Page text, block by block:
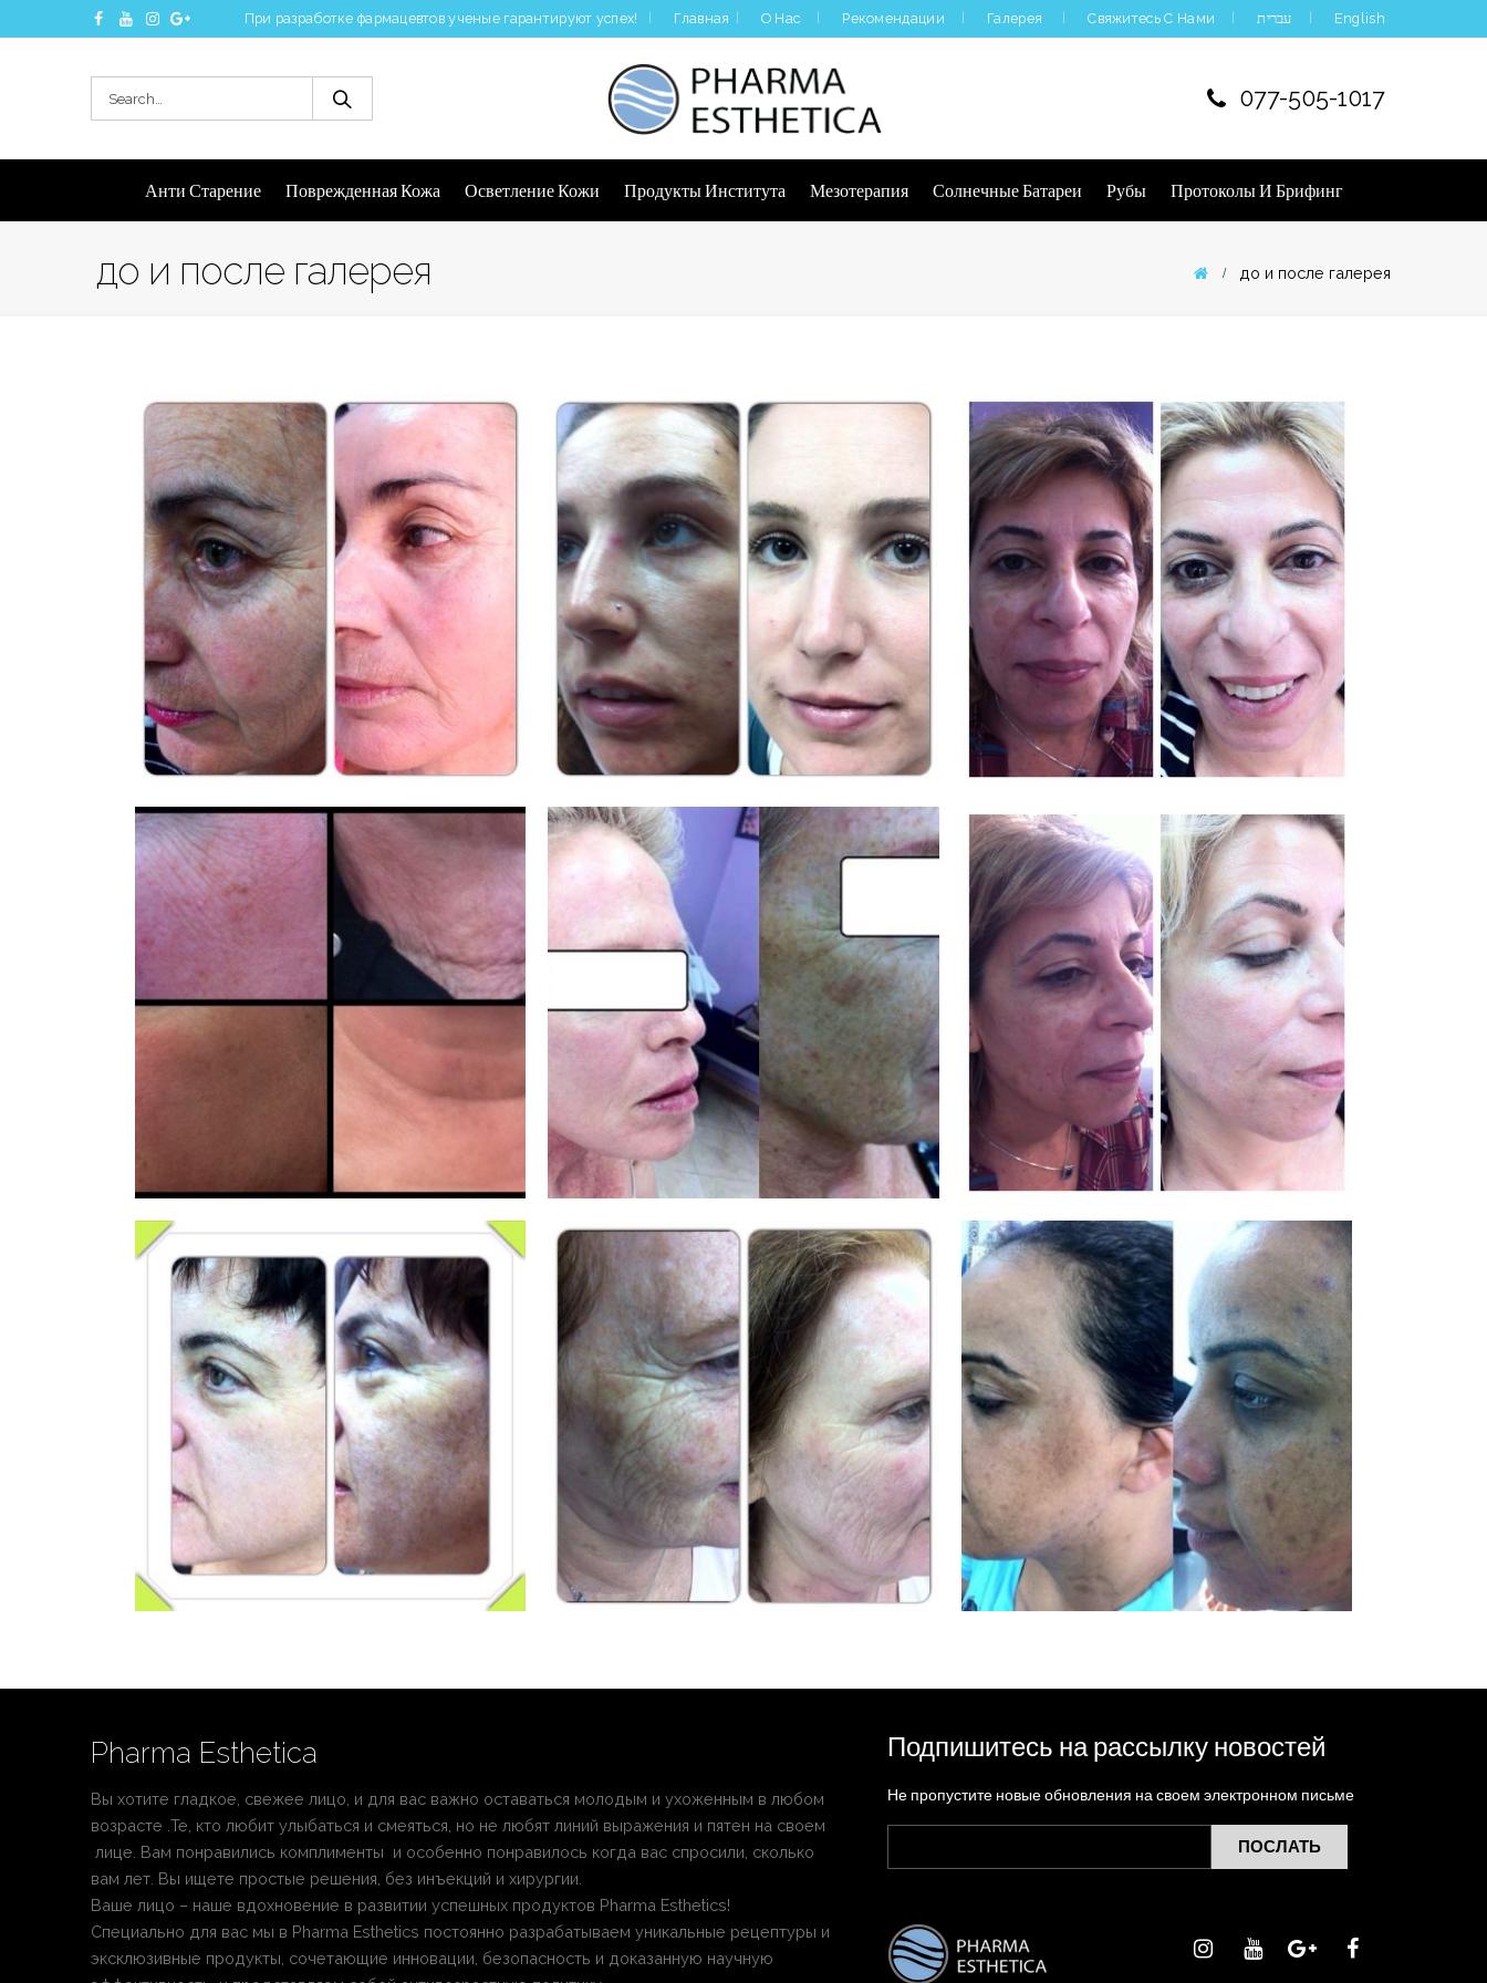
При разработке фармацевтов ученые гарантируют успех! Главная О Нас Рекомендации Галерея Свяжитесь С Нами עברית English
077-505-1017
Анти Старение Поврежденная Кожа Осветление Кожи Продукты Института Мезотерапия Солнечные Батареи Рубы Протоколы И Брифинг
до и после галерея до и после галерея
Pharma Esthetica
Вы хотите гладкое, свежее лицо, и для вас важно оставаться молодым и ухоженным в любом
возрасте .Те, кто любит улыбаться и смеяться, но не любят линий выражения и пятен на своем
лице. Вам понравились комплименты и особенно понравилось когда вас спросили, сколько
вам лет. Вы ищете простые решения, без инъекций и хирургии.
Ваше лицо – наше вдохновение в развитии успешных продуктов Pharma Esthetics!
Специально для вас мы в Pharma Esthetics постоянно разрабатываем уникальные рецептуры и
эксклюзивные продукты, сочетающие инновации, безопасность и доказанную научную
Подпишитесь на рассылку новостей
Не пропустите новые обновления на своем электронном письме
ПОСЛАТЬ